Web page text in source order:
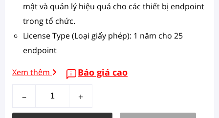
mật và quản lý hiệu quả cho các thiết bị endpoint
trong tổ chức.
License Type (Loại giấy phép): 1 năm cho 25
endpoint
Xem thêm Báo giá cao
– +